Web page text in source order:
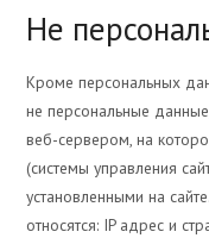
Не
Кроме персональных
не персональные
веб-сервером, на
(системы управления
установленными на
относятся: IP адрес и